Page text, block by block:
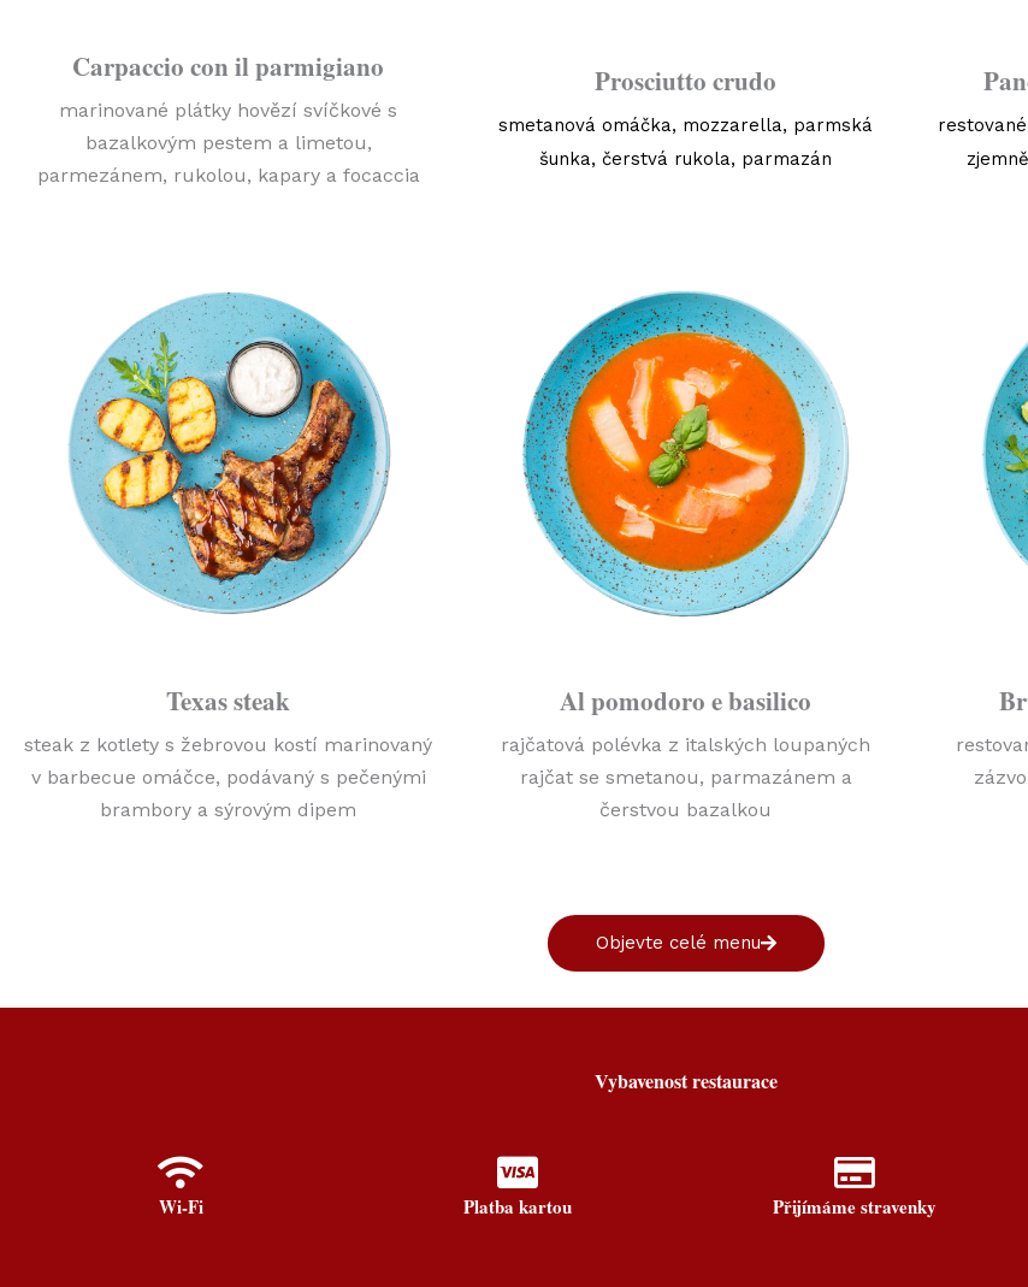
Carpaccio con il parmigiano
marinované plátky hovězí svíčkové s
bazalkovým pestem a limetou,
parmezánem, rukolou, kapary a focaccia
Prosciutto crudo
smetanová omáčka, mozzarella, parmská
šunka, čerstvá rukola, parmazán
Texas steak
steak z kotlety s žebrovou kostí marinovaný
v barbecue omáčce, podávaný s pečenými
brambory a sýrovým dipem
Al pomodoro e basilico
rajčatová polévka z italských loupaných
rajčat se smetanou, parmazánem a
čerstvou bazalkou
Objevte celé menu
Vybavenost restaurace
Wi-Fi Platba kartou Přijímáme stravenky